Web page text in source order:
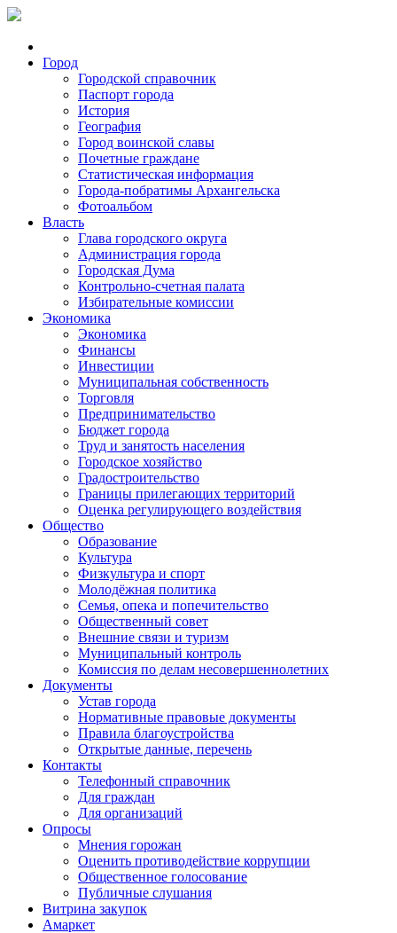
Город
Городской справочник
Паспорт города
История
География
Город воинской славы
Почетные граждане
Статистическая информация
Города-побратимы Архангельска
Фотоальбом
Власть
Глава городского округа
Администрация города
Городская Дума
Контрольно-счетная палата
Избирательные комиссии
Экономика
Экономика
Финансы
Инвестиции
Муниципальная собственность
Торговля
Предпринимательство
Бюджет города
Труд и занятость населения
Городское хозяйство
Градостроительство
Границы прилегающих территорий
Оценка регулирующего воздействия
Общество
Образование
Культура
Физкультура и спорт
Молодёжная политика
Семья, опека и попечительство
Общественный совет
Внешние связи и туризм
Муниципальный контроль
Комиссия по делам несовершеннолетних
Документы
Устав города
Нормативные правовые документы
Правила благоустройства
Открытые данные, перечень
Контакты
Телефонный справочник
Для граждан
Для организаций
Опросы
Мнения горожан
Оценить противодействие коррупции
Общественное голосование
Публичные слушания
Витрина закупок
Амаркет